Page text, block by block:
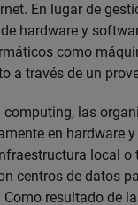
En lugar de
hardware y
como
a través de un
computing, las
en hardware
local o
centros de datos
resultado de